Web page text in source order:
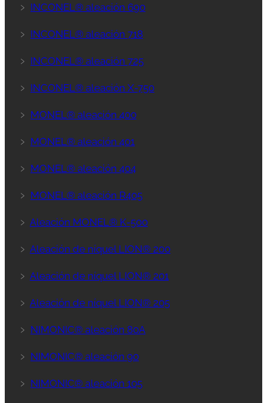
﹥ INCONEL® aleación 690
﹥ INCONEL® aleación 718
﹥ INCONEL® aleación 725
﹥ INCONEL® aleación X-750
﹥ MONEL® aleación 400
﹥ MONEL® aleación 401
﹥ MONEL® aleación 404
﹥ MONEL® aleación R405
﹥ Aleación MONEL® K-500
﹥ Aleación de níquel LION® 200
﹥ Aleación de níquel LION® 201
﹥ Aleación de níquel LION® 205
﹥ NIMONIC® aleación 80A
﹥ NIMONIC® aleación 90
﹥ NIMONIC® aleación 105